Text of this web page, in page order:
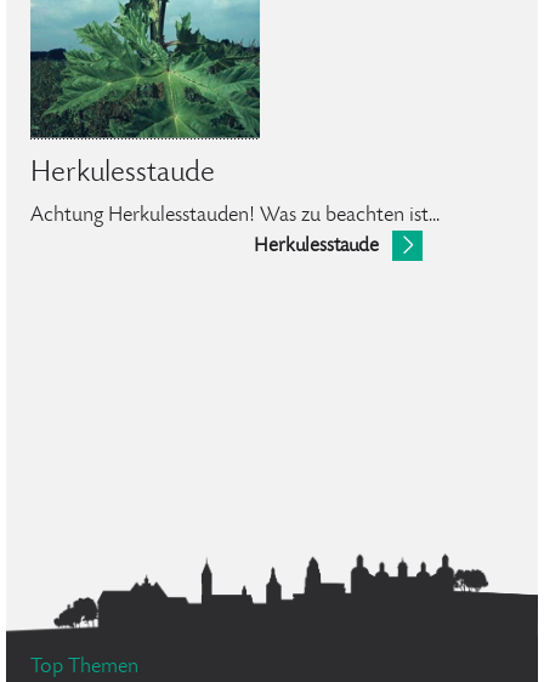
Herkulesstaude
Achtung Herkulesstauden! Was zu beachten ist...
Herkulesstaude
Top Themen